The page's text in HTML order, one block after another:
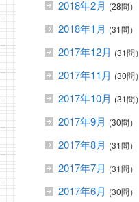
2018年2月 (28問）
2018年1月 (31問）
2017年12月 (31問）
2017年11月 (30問）
2017年10月 (31問）
2017年9月 (30問）
2017年8月 (31問）
2017年7月 (31問）
2017年6月 (30問）